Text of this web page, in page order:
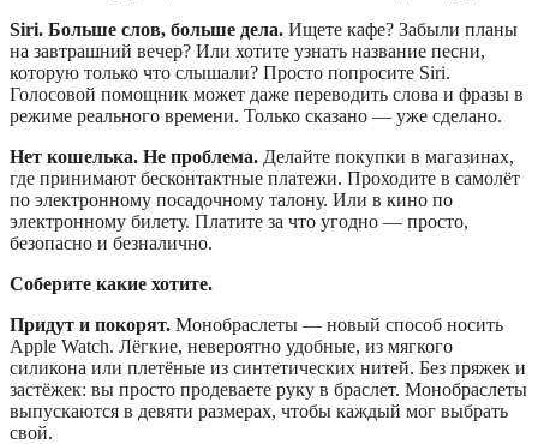
Siri. Больше слов, больше дела. Ищете кафе? Забыли планы
на завтрашний вечер? Или хотите узнать название песни,
которую только что слышали? Просто попросите Siri.
Голосовой помощник может даже переводить слова и фразы в
режиме реального времени. Только сказано — уже сделано.
Нет кошелька. Не проблема. Делайте покупки в магазинах,
где принимают бесконтактные платежи. Проходите в самолёт
по электронному посадочному талону. Или в кино по
электронному билету. Платите за что угодно — просто,
безопасно и безналично.
Соберите какие хотите.
Придут и покорят. Монобраслеты — новый способ носить
Apple Watch. Лёгкие, невероятно удобные, из мягкого
силикона или плетёные из синтетических нитей. Без пряжек и
застёжек: вы просто продеваете руку в браслет. Монобраслеты
выпускаются в девяти размерах, чтобы каждый мог выбрать
свой.